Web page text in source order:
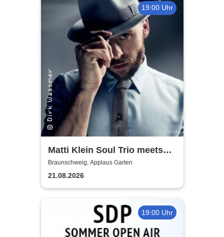
19:00 Uhr
Matti Klein Soul Trio meets
Max Mutzke
Braunschweig, Applaus Garten
21.08.2026
19:00 Uhr